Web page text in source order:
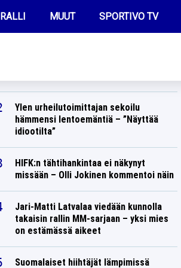
RALLI MUUT
OLYMPIALAISET
SPORTIVO TV
Ylen urheilutoimittajan sekoilu
hämmensi lentoemäntiä – ”Näyttää
idiootilta”
HIFK:n tähtihankintaa ei näkynyt
missään – Olli Jokinen kommentoi näin
Jari-Matti Latvalaa viedään kunnolla
takaisin rallin MM-sarjaan – yksi mies
on estämässä aikeet
Suomalaiset hiihtäjät lämpimissä